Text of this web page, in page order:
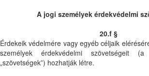
A jogi személyek érdekvédelmi
20.f §
Érdekeik védelmére vagy egyéb céljaik
személyek érdekvédelmi szövetségeit
„szövetségek”) hozhatják létre.